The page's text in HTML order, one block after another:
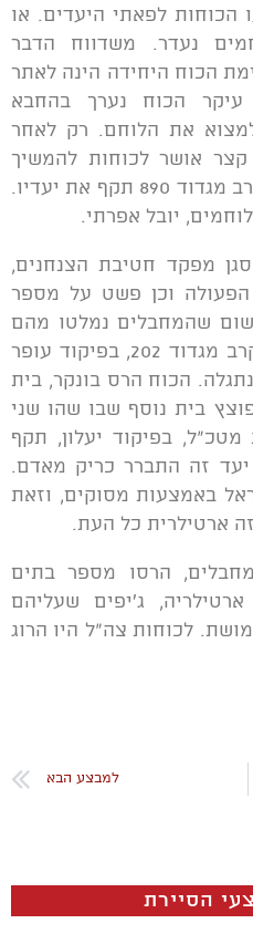
הכוחות לפאתי היעדים. או
נעדר. משדווח הדבר
הכוח היחידה הינה לאתר
הכוח נערך בהחבא
את הלוחם. רק לאחר
אושר לכוחות להמשיך
במשימת הפשיטה. צוות-הקרב מגדוד 890 תקף את יעדיו.
יובל אפרתי.
מפקד חטיבת הצנחנים,
הפעולה וכן פשט על מספר
שהמחבלים נמלטו מהם
זמן קצר קודם לכן. צוות-הקרב מגדוד 202, בפיקוד עופר
הכוח הרס בונקר, בית
בית נוסף שבו שהו שני
בפיקוד יעלון, תקף
זה התברר כריק מאדם.
באמצעות מסוקים, וזאת
ארטילרית כל העת.
הרסו מספר בתים
ג'יפים שעליהם
לכוחות צה"ל היו הרוג
למבצע הבא
הסיירת